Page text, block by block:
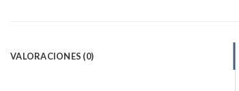
VALORACIONES (0)